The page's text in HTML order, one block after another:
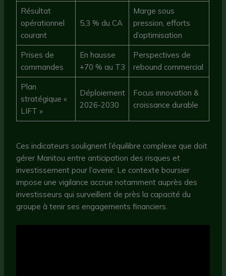
Résultat
opérationnel
courant
5,3 % du CA
Marge sous
pression, efforts
d’optimisation
Prises de
commandes
En hausse
+70 % au T3
Perspectives de
rebound commercial
Plan
stratégique «
LIFT »
Déploiement
2026-2030
Focus innovation &
croissance durable
Ces indicateurs soulignent l’équilibre complexe que doit
gérer Manitou entre anticipation des risques et
investissement pour l’avenir. Le contexte boursier
impose une vigilance accrue notamment auprès des
investisseurs qui surveillent de près la capacité du
groupe à tenir ses engagements financiers.